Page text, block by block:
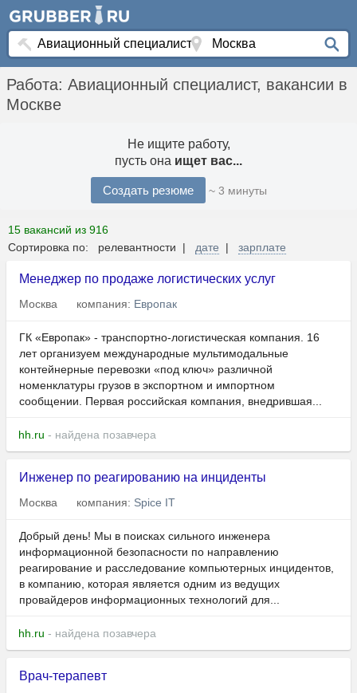
Работа: Авиационный специалист, вакансии в
Москве
Не ищите работу,
пусть она ищет вас...
Создать резюме ~ 3 минуты
15 вакансий из 916
Сортировка по: релевантности | дате | зарплате
Менеджер по продаже логистических услуг
Москва компания: Европак
ГК «Европак» - транспортно-логистическая компания. 16
лет организуем международные мультимодальные
контейнерные перевозки «под ключ» различной
номенклатуры грузов в экспортном и импортном
сообщении. Первая российская компания, внедрившая...
hh.ru - найдена позавчера
Инженер по реагированию на инциденты
Москва компания: Spice IT
Добрый день! Мы в поисках сильного инженера
информационной безопасности по направлению
реагирование и расследование компьютерных инцидентов,
в компанию, которая является одним из ведущих
провайдеров информационных технологий для...
hh.ru - найдена позавчера
Врач-терапевт